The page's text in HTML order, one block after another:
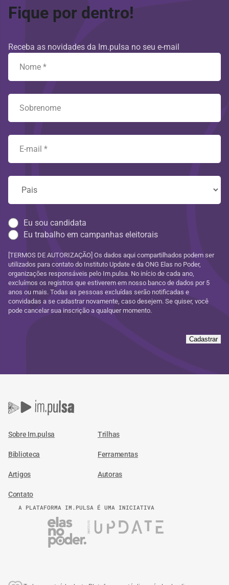
Fique por dentro!
Receba as novidades da Im.pulsa no seu e-mail
Eu sou candidata
Eu trabalho em campanhas eleitorais
[TERMOS DE AUTORIZAÇÃO] Os dados aqui compartilhados podem ser
utilizados para contato do Instituto Update e da ONG Elas no Poder,
organizações responsáveis pelo Im.pulsa. No início de cada ano,
excluímos os registros que estiverem em nosso banco de dados por 5
anos ou mais. Todas as pessoas excluídas serão notificadas e
convidadas a se cadastrar novamente, caso desejem. Se quiser, você
pode cancelar sua inscrição a qualquer momento.
Cadastrar
Sobre Im.pulsa Trilhas
Biblioteca Ferramentas
Artigos Autoras
Contato
A PLATAFORMA IM.PULSA É UMA INICIATIVA